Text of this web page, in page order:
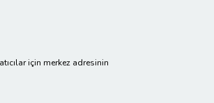
için merkez adresinin